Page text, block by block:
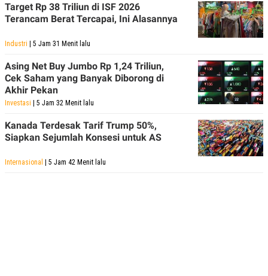
Target Rp 38 Triliun di ISF 2026
Terancam Berat Tercapai, Ini Alasannya
Industri | 5 Jam 31 Menit lalu
Asing Net Buy Jumbo Rp 1,24 Triliun,
Cek Saham yang Banyak Diborong di
Akhir Pekan
Investasi | 5 Jam 32 Menit lalu
Kanada Terdesak Tarif Trump 50%,
Siapkan Sejumlah Konsesi untuk AS
Internasional | 5 Jam 42 Menit lalu